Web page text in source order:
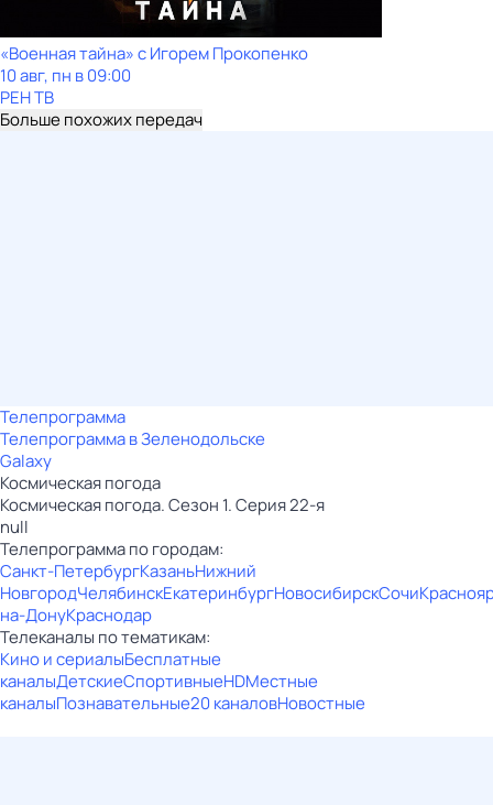
«Военная тайна» с Игорем Прокопенко
10 авг, пн в 09:00
РЕН ТВ
Больше похожих передач
Телепрограмма
Телепрограмма в Зеленодольске
Galaxy
Космическая погода
Космическая погода. Сезон 1. Серия 22-я
null
Телепрограмма по городам:
Санкт-ПетербургКазаньНижний
НовгородЧелябинскЕкатеринбургНовосибирскСочи
на-ДонуКраснодар
Телеканалы по тематикам:
Кино и сериалыБесплатные
каналыДетскиеСпортивныеHDМестные
каналыПознавательные20 каналовНовостные